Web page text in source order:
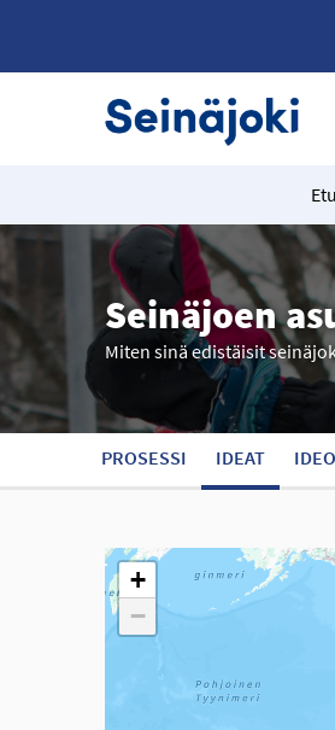
Seinäjoen
Miten sinä edistäisit
PROSESSI IDEAT
Seuraavassa elementissä
+
−